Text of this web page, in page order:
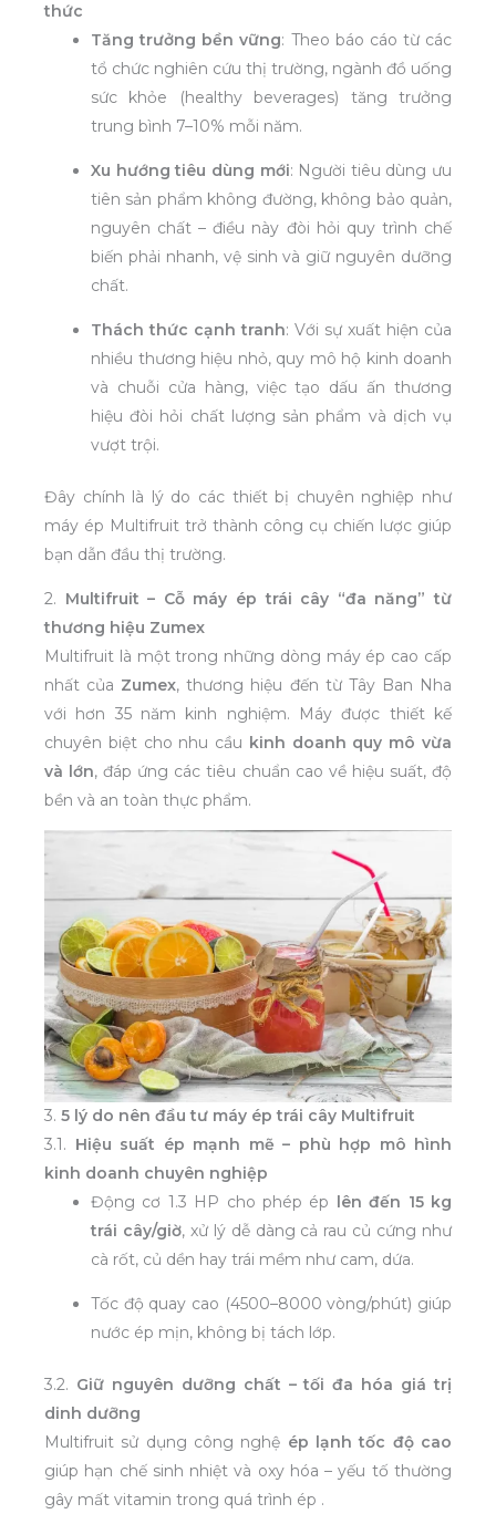
thức
Tăng trưởng bền vững: Theo báo cáo từ các
tổ chức nghiên cứu thị trường, ngành đồ uống
sức khỏe (healthy beverages) tăng trưởng
trung bình 7–10% mỗi năm.
Xu hướng tiêu dùng mới: Người tiêu dùng ưu
tiên sản phẩm không đường, không bảo quản,
nguyên chất – điều này đòi hỏi quy trình chế
biến phải nhanh, vệ sinh và giữ nguyên dưỡng
chất.
Thách thức cạnh tranh: Với sự xuất hiện của
nhiều thương hiệu nhỏ, quy mô hộ kinh doanh
và chuỗi cửa hàng, việc tạo dấu ấn thương
hiệu đòi hỏi chất lượng sản phẩm và dịch vụ
vượt trội.
Đây chính là lý do các thiết bị chuyên nghiệp như
máy ép Multifruit trở thành công cụ chiến lược giúp
bạn dẫn đầu thị trường.
2. Multifruit – Cỗ máy ép trái cây “đa năng” từ
thương hiệu Zumex
Multifruit là một trong những dòng máy ép cao cấp
nhất của Zumex, thương hiệu đến từ Tây Ban Nha
với hơn 35 năm kinh nghiệm. Máy được thiết kế
chuyên biệt cho nhu cầu kinh doanh quy mô vừa
và lớn, đáp ứng các tiêu chuẩn cao về hiệu suất, độ
bền và an toàn thực phẩm.
3. 5 lý do nên đầu tư máy ép trái cây Multifruit
3.1. Hiệu suất ép mạnh mẽ – phù hợp mô hình
kinh doanh chuyên nghiệp
Động cơ 1.3 HP cho phép ép
lên đến 15 kg
trái cây/giờ, xử lý dễ dàng cả rau củ cứng như
cà rốt, củ dền hay trái mềm như cam, dứa.
Tốc độ quay cao (4500–8000 vòng/phút) giúp
nước ép mịn, không bị tách lớp.
3.2. Giữ nguyên dưỡng chất – tối đa hóa giá trị
dinh dưỡng
Multifruit sử dụng công nghệ ép lạnh tốc độ cao
giúp hạn chế sinh nhiệt và oxy hóa – yếu tố thường
gây mất vitamin trong quá trình ép .